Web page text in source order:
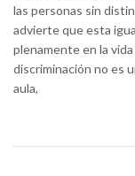
las personas sin
advierte que esta
plenamente en la
discriminación no es
aula,